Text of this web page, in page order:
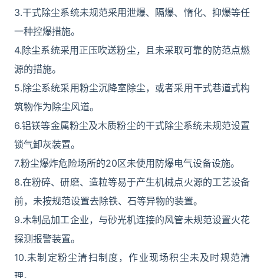
3.干式除尘系统未规范采用泄爆、隔爆、惰化、抑爆等任
一种控爆措施。
4.除尘系统采用正压吹送粉尘，且未采取可靠的防范点燃
源的措施。
5.除尘系统采用粉尘沉降室除尘，或者采用干式巷道式构
筑物作为除尘风道。
6.铝镁等金属粉尘及木质粉尘的干式除尘系统未规范设置
锁气卸灰装置。
7.粉尘爆炸危险场所的20区未使用防爆电气设备设施。
8.在粉碎、研磨、造粒等易于产生机械点火源的工艺设备
前，未按规范设置去除铁、石等异物的装置。
9.木制品加工企业，与砂光机连接的风管未规范设置火花
探测报警装置。
10.未制定粉尘清扫制度，作业现场积尘未及时规范清